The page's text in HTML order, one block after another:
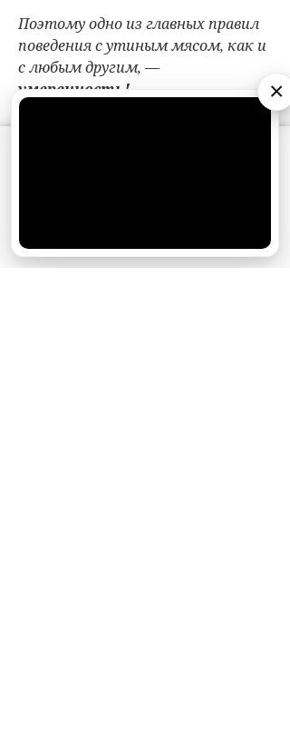
Поэтому одно из главных правил
поведения с утиным мясом, как и
с любым другим, —
умеренность!
×